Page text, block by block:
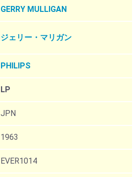
GERRY MULLIGAN
ジェリー・マリガン
PHILIPS
LP
JPN
1963
EVER1014